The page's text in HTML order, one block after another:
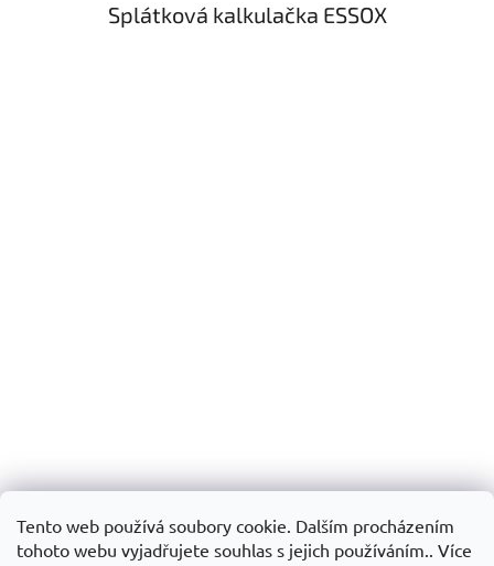
Tento web používá soubory cookie. Dalším procházením
tohoto webu vyjadřujete souhlas s jejich používáním.. Více
Splátková kalkulačka ESSOX